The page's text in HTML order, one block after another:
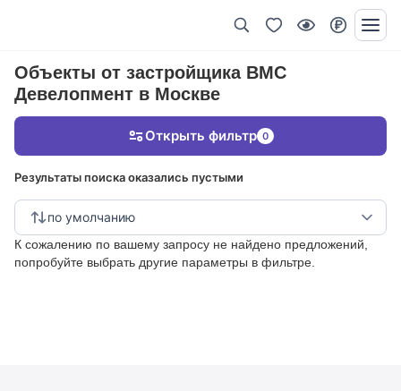
Объекты от застройщика BMC
Девелопмент в Москве
Результаты поиска оказались пустыми
по умолчанию
Открыть фильтр 0
К сожалению по вашему запросу не найдено предложений,
попробуйте выбрать другие параметры в фильтре.